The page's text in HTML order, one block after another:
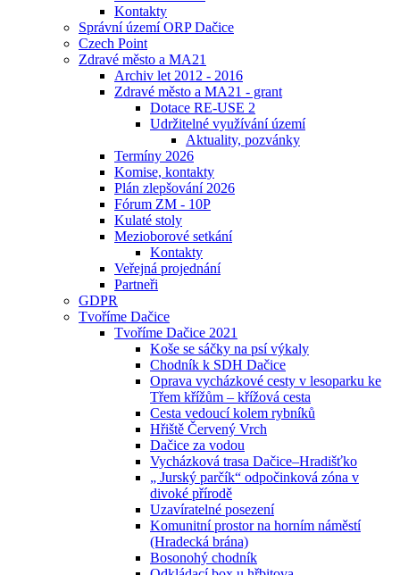
Kontakty
Správní území ORP Dačice
Czech Point
Zdravé město a MA21
Archiv let 2012 - 2016
Zdravé město a MA21 - grant
Dotace RE-USE 2
Udržitelné využívání území
Aktuality, pozvánky
Termíny 2026
Komise, kontakty
Plán zlepšování 2026
Fórum ZM - 10P
Kulaté stoly
Mezioborové setkání
Kontakty
Veřejná projednání
Partneři
GDPR
Tvoříme Dačice
Tvoříme Dačice 2021
Koše se sáčky na psí výkaly
Chodník k SDH Dačice
Oprava vycházkové cesty v lesoparku ke
Třem křížům – křížová cesta
Cesta vedoucí kolem rybníků
Hřiště Červený Vrch
Dačice za vodou
Vycházková trasa Dačice–Hradišťko
„ Jurský parčík“ odpočinková zóna v
divoké přírodě
Uzavíratelné posezení
Komunitní prostor na horním náměstí
(Hradecká brána)
Bosonohý chodník